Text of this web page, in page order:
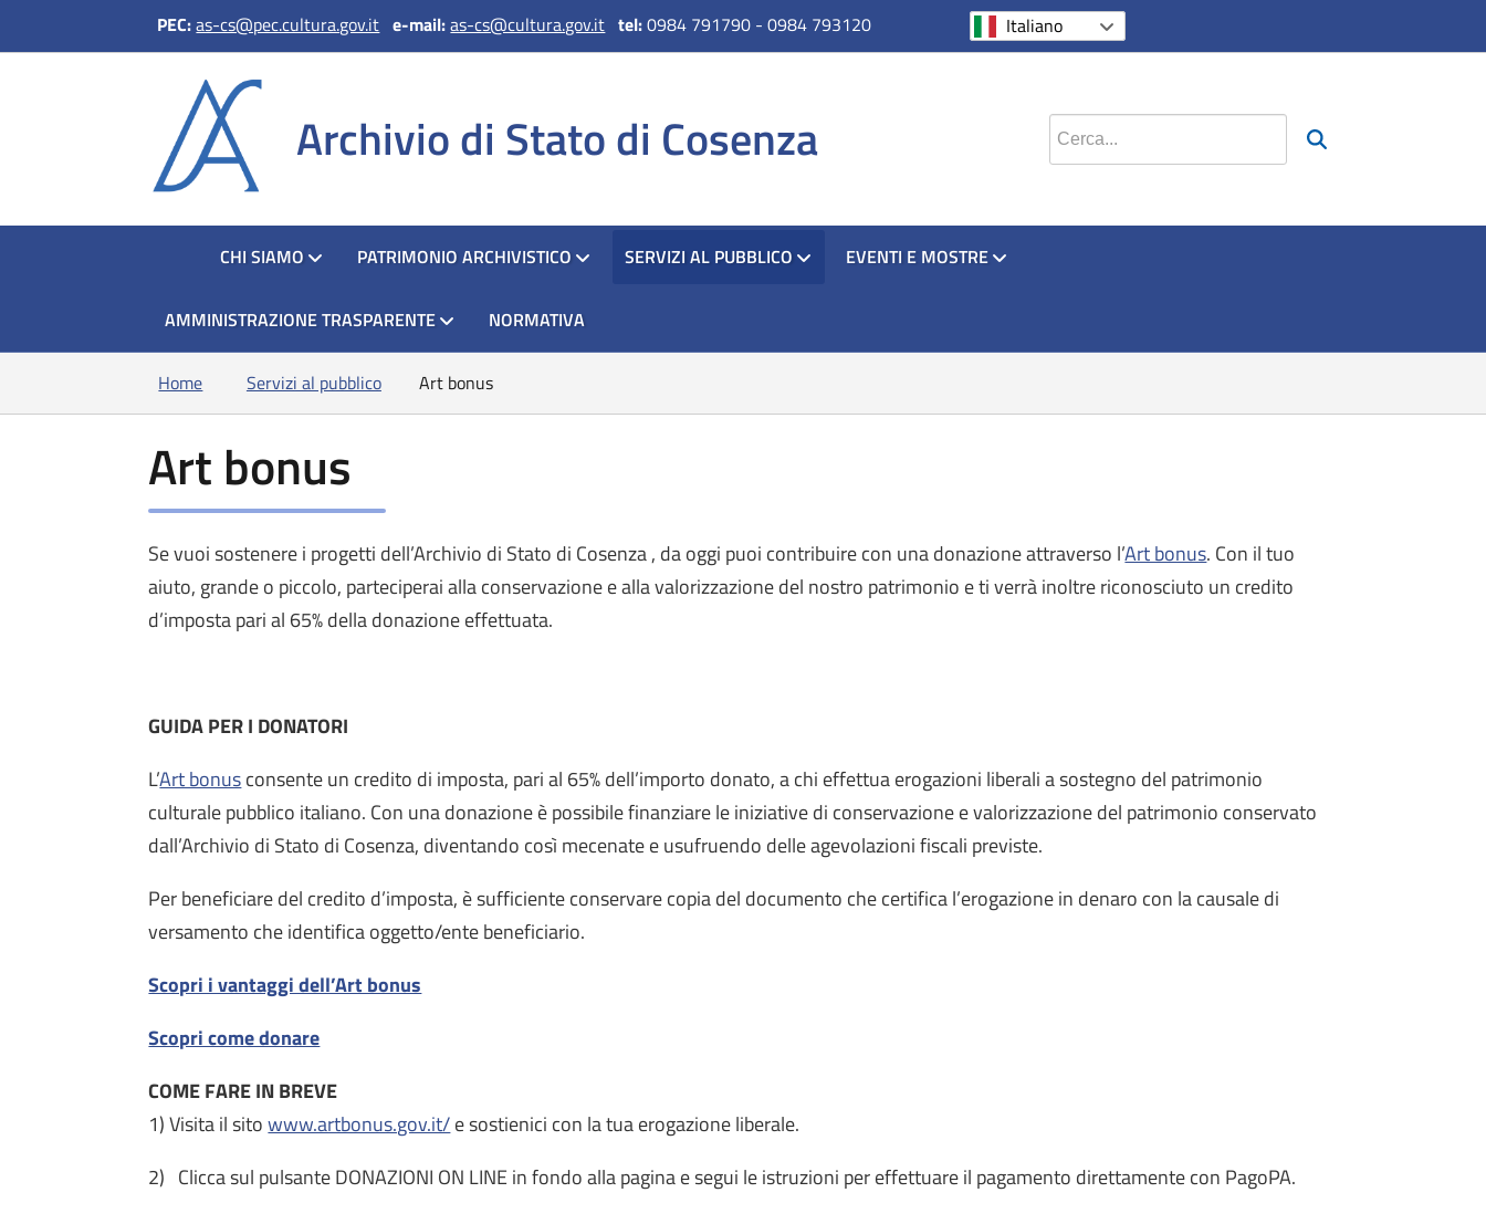
PEC:as-cs@pec.cultura.gov.it e-mail:as-cs@cultura.gov.it tel:0984 791790 - 0984 793120 Italiano
Archivio di Stato di Cosenza
HOMECHI SIAMO PATRIMONIO ARCHIVISTICO SERVIZI AL PUBBLICO EVENTI E MOSTRE
AMMINISTRAZIONE TRASPARENTE NORMATIVA
Home Servizi al pubblico Art bonus
Art bonus
Se vuoi sostenere i progetti dell’Archivio di Stato di Cosenza , da oggi puoi contribuire con una donazione attraverso l’Art bonus. Con il tuo
aiuto, grande o piccolo, parteciperai alla conservazione e alla valorizzazione del nostro patrimonio e ti verrà inoltre riconosciuto un credito
d’imposta pari al 65% della donazione effettuata.
GUIDA PER I DONATORI
L’Art bonusconsente un credito di imposta, pari al 65% dell’importo donato, a chi effettua erogazioni liberali a sostegno del patrimonio
culturale pubblico italiano. Con una donazione è possibile finanziare le iniziative di conservazione e valorizzazione del patrimonio conservato
dall’Archivio di Stato di Cosenza, diventando così mecenate e usufruendo delle agevolazioni fiscali previste.
Per beneficiare del credito d’imposta, è sufficiente conservare copia del documento che certifica l’erogazione in denaro con la causale di
versamento che identifica oggetto/ente beneficiario.
Scopri i vantaggi dell’Art bonus
Scopri come donare
COME FARE IN BREVE
1) Visita il sitowww.artbonus.gov.it/e sostienici con la tua erogazione liberale.
2) Clicca sul pulsante DONAZIONI ON LINE in fondo alla pagina e segui le istruzioni per effettuare il pagamento direttamente con PagoPA.